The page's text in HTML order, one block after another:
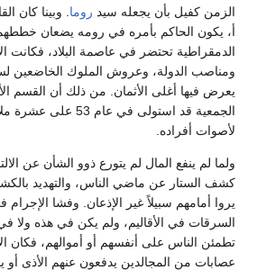
الزمن كفيل بأن يجعله سيد روما . وبينا كان
أ، يكون الحاكم بأمره في رومه يضعان
الدمقراطية تحتضر في عاصمة البلاد، فكانت
ومناصب الدولة، وعروش الملوك الخاضعين
يعرض فيها أغلى الأثمان. من ذلك أن القسم
الجمعية قد استولى في
لأصوات أفراده.
ولما لم ينفع المال لم يتورع ذوو الشأن عن
كشف الستار عن ماضي الناس، والتهديد
يروا أمامهم سبيلاً غير الإذعان. وفشا
السرقات في الأقاليم، ولم يكن في هذه ولا
تطمئن الناس على أنفسهم أو أموالهم، فكان
عصابات من المجالدين يدفعون عنهم الأذى أو